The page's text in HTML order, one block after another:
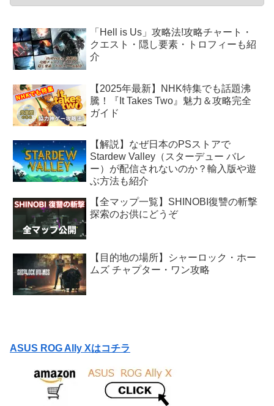
「Hell is Us」攻略法!攻略チャート・
クエスト・隠し要素・トロフィーも紹
介
【2025年最新】NHK特集でも話題沸
騰！『It Takes Two』魅力＆攻略完全
ガイド
【解説】なぜ日本のPSストアで
Stardew Valley（スターデュー バレ
ー）が配信されないのか？輸入版や遊
ぶ方法も紹介
【全マップ一覧】SHINOBI復讐の斬撃
探索のお供にどうぞ
【目的地の場所】シャーロック・ホー
ムズ チャプター・ワン攻略
ASUS ROG Ally Xはコチラ